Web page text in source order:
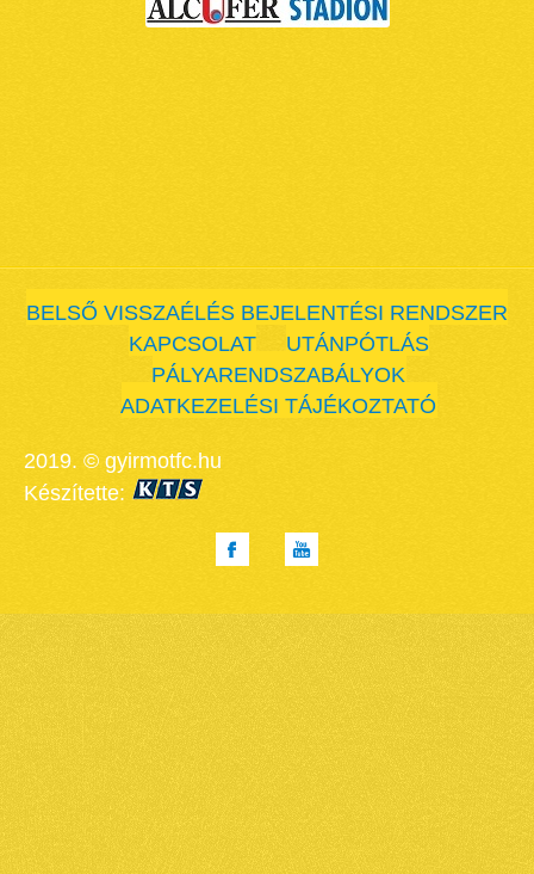
BELSŐ VISSZAÉLÉS BEJELENTÉSI RENDSZER
KAPCSOLAT
UTÁNPÓTLÁS
PÁLYARENDSZABÁLYOK
ADATKEZELÉSI TÁJÉKOZTATÓ
2019. © gyirmotfc.hu
Készítette: